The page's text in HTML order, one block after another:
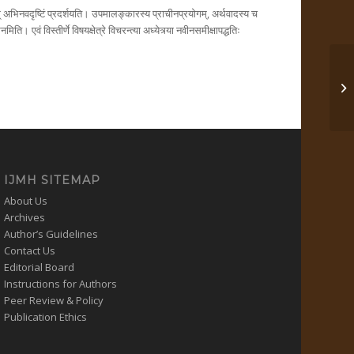
प्रदर्शयति। उपमालङ्कारस्य प्राचीनप्रयोगम्, अर्थवादस्य च
एवं विस्तीर्णे विषयक्षेत्रे विचरन्त्या अध्येत्र्या नवीनसमीक्षापद्धतिः
IJMH SITEMAP
About Us
Archives
Author’s Guidelines
Contact Us
Editorial Board
Instructions for Authors
Peer Review & Policy
Publication Ethics